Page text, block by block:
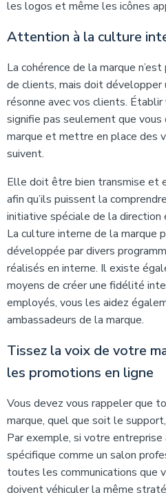
les logos et même les icônes
Attention à la culture
La cohérence de la marque
de clients, mais doit développer
résonne avec vos clients.
signifie pas seulement que
marque et mettre en place des
suivent.
Elle doit être bien transmise et
afin qu’ils puissent la
initiative spéciale de la direction
La culture interne de la marque
développée par divers
réalisés en interne. Il existe
moyens de créer une fidélité
employés, vous les aidez
ambassadeurs de la marque.
Tissez la voix de votre
les promotions en ligne
Vous devez vous rappeler que
marque, quel que soit le
Par exemple, si votre
spécifique comme un salon
toutes les communications que
doivent véhiculer la même